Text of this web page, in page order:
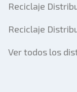
Reciclaje
Reciclaje
Ver todos los